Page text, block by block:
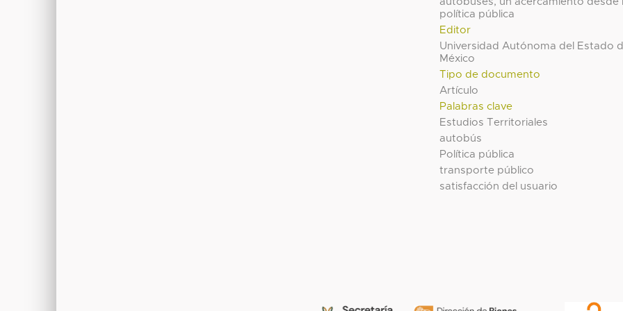
política pública
Editor
Universidad Autónoma del Estado
México
Tipo de documento
Artículo
Palabras clave
Estudios Territoriales
autobús
Política pública
transporte público
satisfacción del usuario